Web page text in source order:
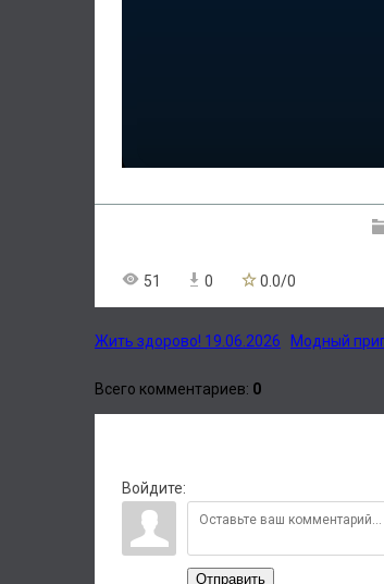
51 0 0.0/0
Жить здорово! 19.06.2026 Модный
Всего комментариев: 0
Войдите:
Отправить